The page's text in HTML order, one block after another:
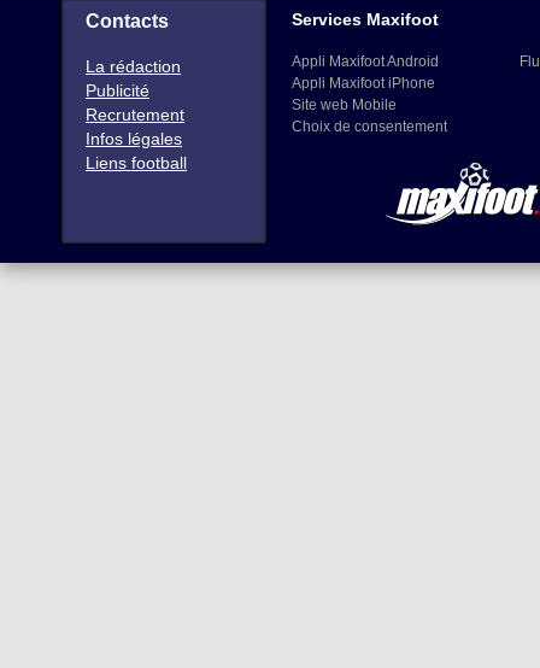
Contacts
La rédaction
Publicité
Recrutement
Infos légales
Liens football
Services Maxifoot
Appli Maxifoot Android
Appli Maxifoot iPhone
Site web Mobile
Choix de consentement